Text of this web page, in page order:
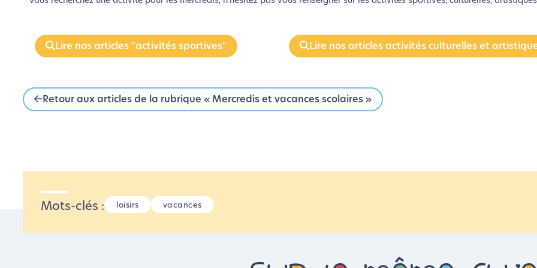
Lire nos articles "activités sportives" Lire nos articles activités culturelles et
Retour aux articles de la rubrique « Mercredis et vacances scolaires »
Mots-clés : loisirs vacances